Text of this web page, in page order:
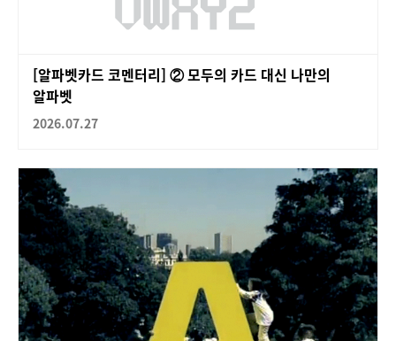
[알파벳카드 코멘터리] ② 모두의 카드 대신 나만의
알파벳
2026.07.27